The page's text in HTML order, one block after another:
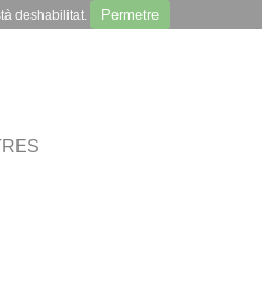
deshabilitat. Permetre